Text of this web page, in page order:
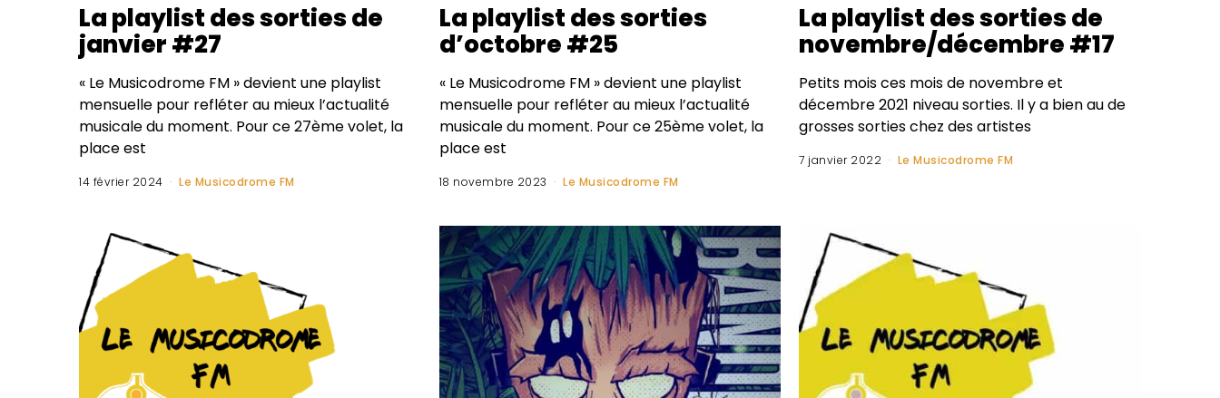
La playlist des sorties de
janvier #27
« Le Musicodrome FM » devient une playlist
mensuelle pour refléter au mieux l’actualité
musicale du moment. Pour ce 27ème volet, la
place est
14 février 2024 Le Musicodrome FM
La playlist des sorties
d’octobre #25
« Le Musicodrome FM » devient une playlist
mensuelle pour refléter au mieux l’actualité
musicale du moment. Pour ce 25ème volet, la
place est
18 novembre 2023 Le Musicodrome FM
La playlist des sorties de
novembre/décembre #17
Petits mois ces mois de novembre et
décembre 2021 niveau sorties. Il y a bien au de
grosses sorties chez des artistes
7 janvier 2022 Le Musicodrome FM